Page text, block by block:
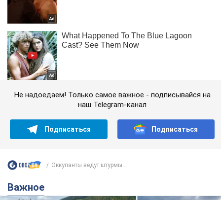
Не надоедаем! Только самое важное - подписывайся на
наш Telegram-канал
Подписаться Подписаться
Оккупанты ведут штурмы...
Важное